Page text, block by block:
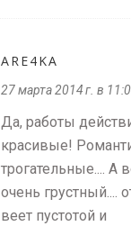
ARE4KA
27 марта 2014 г. в
Да, работы
красивые!
трогательные.... А
очень грустный....
веет пустотой и